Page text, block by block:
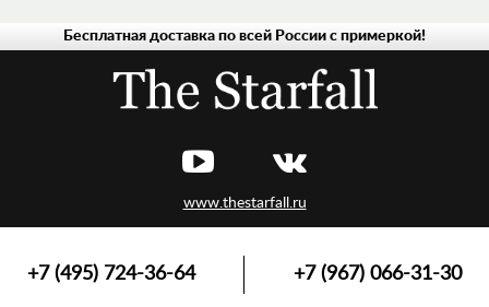
ДЖИНСЫ
ФУТБОЛКИ,
МАЙКИ,
Бесплатная доставка по всей России с примеркой!
www.thestarfall.ru
+7 (495) 724-36-64 +7 (967) 066-31-30